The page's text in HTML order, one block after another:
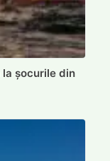
la șocurile din